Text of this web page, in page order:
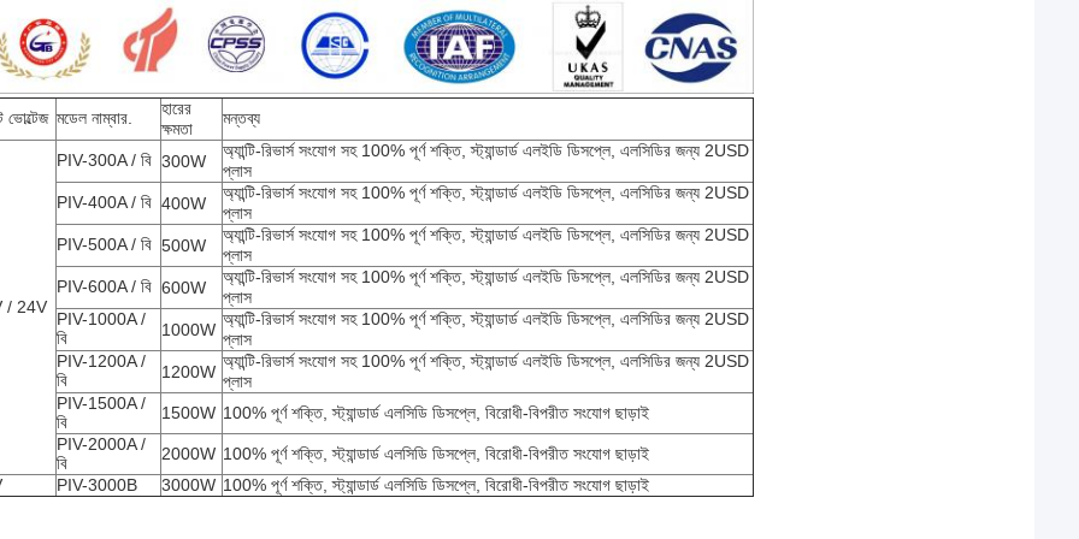
ভোল্টেজ মডেল নাম্বার.
হারের
ক্ষমতা
মন্তব্য
/ 24V
PIV-300A / বি 300W
অ্যান্টি-রিভার্স সংযোগ সহ 100% পূর্ণ শক্তি, স্ট্যান্ডার্ড এলইডি ডিসপ্লে, এলসিডির জন্য 2USD
প্লাস
PIV-400A / বি 400W
অ্যান্টি-রিভার্স সংযোগ সহ 100% পূর্ণ শক্তি, স্ট্যান্ডার্ড এলইডি ডিসপ্লে, এলসিডির জন্য 2USD
প্লাস
PIV-500A / বি 500W
অ্যান্টি-রিভার্স সংযোগ সহ 100% পূর্ণ শক্তি, স্ট্যান্ডার্ড এলইডি ডিসপ্লে, এলসিডির জন্য 2USD
প্লাস
PIV-600A / বি 600W
অ্যান্টি-রিভার্স সংযোগ সহ 100% পূর্ণ শক্তি, স্ট্যান্ডার্ড এলইডি ডিসপ্লে, এলসিডির জন্য 2USD
প্লাস
PIV-1000A /
বি
1000W
অ্যান্টি-রিভার্স সংযোগ সহ 100% পূর্ণ শক্তি, স্ট্যান্ডার্ড এলইডি ডিসপ্লে, এলসিডির জন্য 2USD
প্লাস
PIV-1200A /
বি
1200W
অ্যান্টি-রিভার্স সংযোগ সহ 100% পূর্ণ শক্তি, স্ট্যান্ডার্ড এলইডি ডিসপ্লে, এলসিডির জন্য 2USD
প্লাস
PIV-1500A /
বি
1500W 100% পূর্ণ শক্তি, স্ট্যান্ডার্ড এলসিডি ডিসপ্লে, বিরোধী-বিপরীত সংযোগ ছাড়াই
PIV-2000A /
বি
2000W 100% পূর্ণ শক্তি, স্ট্যান্ডার্ড এলসিডি ডিসপ্লে, বিরোধী-বিপরীত সংযোগ ছাড়াই
PIV-3000B 3000W 100% পূর্ণ শক্তি, স্ট্যান্ডার্ড এলসিডি ডিসপ্লে, বিরোধী-বিপরীত সংযোগ ছাড়াই